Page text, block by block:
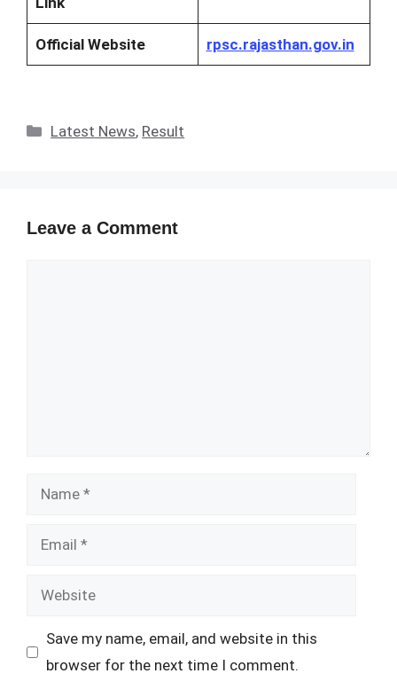
Official Website rpsc.rajasthan.gov.in
Categories
Latest News, Result
Leave a Comment
Name
Email
Website
Save my name, email, and website in this
browser for the next time I comment.